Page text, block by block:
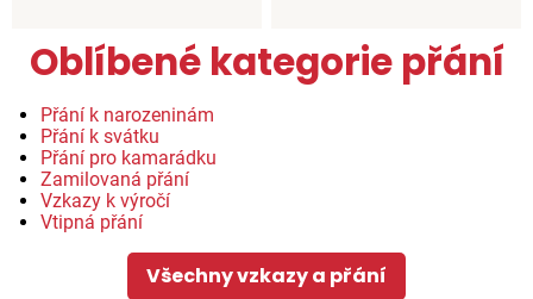
Oblíbené kategorie přání
Přání k narozeninám
Přání k svátku
Přání pro kamarádku
Zamilovaná přání
Vzkazy k výročí
Vtipná přání
Všechny vzkazy a přání